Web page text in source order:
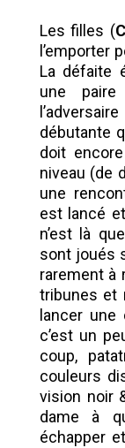
Les filles (
l’emporter
La défaite
une
débutante
doit
niveau (de
une
est lancé
n’est là
sont joués
rarement à
tribunes et
lancer une
c’est un
coup,
couleurs
vision noir
dame à
échapper